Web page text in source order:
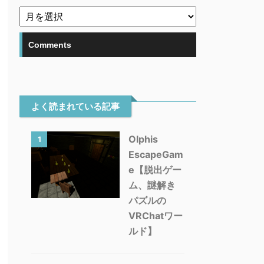
Comments
よく読まれている記事
1
Olphis
EscapeGam
e【脱出ゲー
ム、謎解き
パズルの
VRChatワー
ルド】